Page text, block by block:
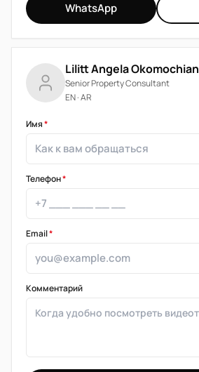
WhatsApp
Lilitt Angela Okomochian
Senior Property Consultant
EN · AR
Имя*
Телефон*
Email*
Комментарий